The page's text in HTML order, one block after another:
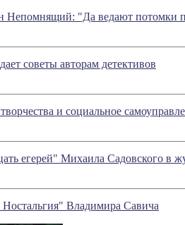
Непомнящий: "Да ведают потомки
советы авторам детективов
и социальное
егерей" Михаила Садовского в
Ностальгия" Владимира Савича